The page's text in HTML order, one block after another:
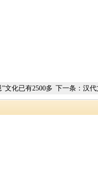
下一条： 汉代
文化已有2500多